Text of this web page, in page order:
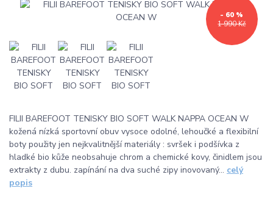
1 990 Kč
- 60 %
FILII BAREFOOT TENISKY BIO SOFT WALK NAPPA OCEAN W
kožená nízká sportovní obuv vysoce odolné, lehoučké a flexibilní
boty použity jen nejkvalitnější materiály : svršek i podšívka z
hladké bio kůže neobsahuje chrom a chemické kovy, činidlem jsou
extrakty z dubu. zapínání na dva suché zipy inovovaný... celý
popis